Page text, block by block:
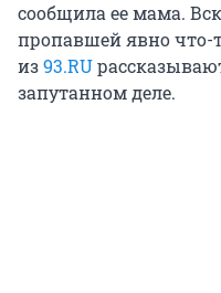
сообщила ее мама.
пропавшей явно что-
из93.RU
запутанном деле.